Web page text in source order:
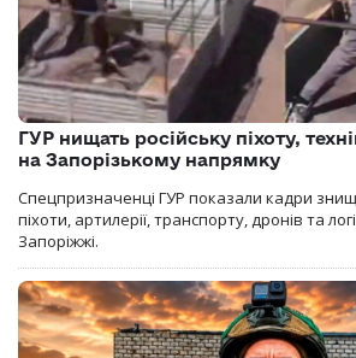
ГУР нищать російську піхоту,
на Запорізькому напрямку
Спецпризначенці ГУР показали кадри
піхоти, артилерії, транспорту, дронів та
Запоріжжі.